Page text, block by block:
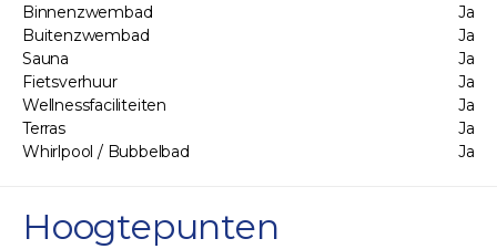
Binnenzwembad
Ja
Buitenzwembad
Ja
Sauna
Ja
Fietsverhuur
Ja
Wellnessfaciliteiten
Ja
Terras
Ja
Whirlpool / Bubbelbad
Ja
Hoogtepunten